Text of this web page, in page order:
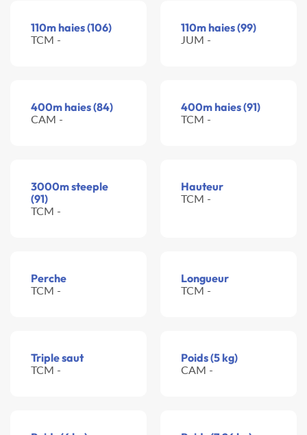
110m haies (106)
TCM -
110m haies (99)
JUM -
400m haies (84)
CAM -
400m haies (91)
TCM -
3000m steeple
(91)
TCM -
Hauteur
TCM -
Perche
TCM -
Longueur
TCM -
Triple saut
TCM -
Poids (5 kg)
CAM -